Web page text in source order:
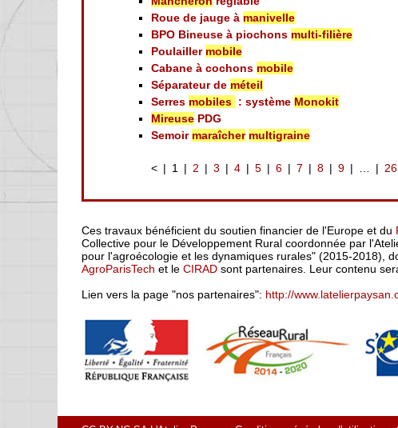
Roue de jauge à manivelle
BPO Bineuse à piochons multi-filière
Poulailler mobile
Cabane à cochons mobile
Séparateur de méteil
Serres mobiles : système Monokit
Mireuse PDG
Semoir maraîcher multigraine
< 1 2 3 4 5 6 7 8 9 … 26
Ces travaux bénéficient du soutien financier de l'Europe et du
Collective pour le Développement Rural coordonnée par
pour l'agroécologie et les dynamiques rurales" (2015-2018),
AgroParisTech et le CIRAD sont partenaires. Leur contenu
Lien vers la page "nos partenaires": http://